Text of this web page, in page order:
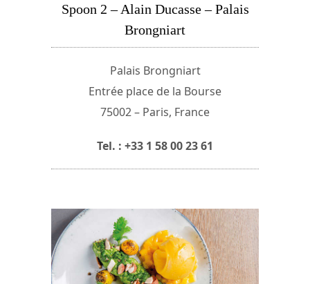
Spoon 2 – Alain Ducasse – Palais
Brongniart
Palais Brongniart
Entrée place de la Bourse
75002 – Paris, France
Tel. : +33 1 58 00 23 61